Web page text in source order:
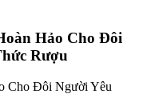
Hảo Cho Đôi
Rượu